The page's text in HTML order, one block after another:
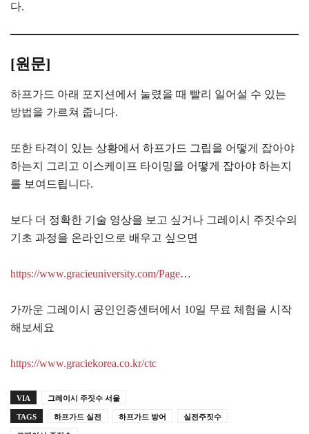
다.
[원문]
하프가드 아래 포지션에서 눌렸을 때 빨리 일어설 수 있는
방법을 가르쳐 줍니다.
또한 타격이 있는 상황에서 하프가드 그립을 어떻게 잡아야
하는지 그리고 이스케이프 타이밍을 어떻게 잡아야 하는지
를 보여드립니다.
보다 더 정확한 기술 영상을 보고 싶거나 그레이시 주짓수의
기초 과정을 온라인으로 배우고 싶으면
https://www.gracieuniversity.com/Page…
가까운 그레이시 공인인증센터에서 10일 무료 체험을 시작
해보세요
https://www.graciekorea.co.kr/ctc
VIA 그레이시 주짓수 서울
TAGS 하프가드 실전 하프가드 방어 실전주짓수